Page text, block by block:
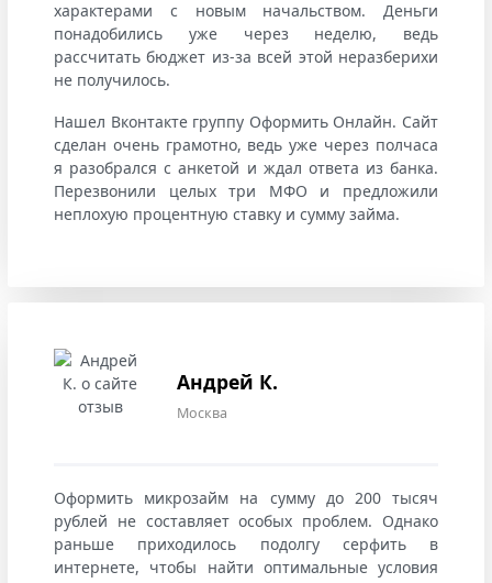
характерами с новым начальством. Деньги
понадобились уже через неделю, ведь
рассчитать бюджет из-за всей этой неразберихи
не получилось.
Нашел Вконтакте группу Оформить Онлайн. Сайт
сделан очень грамотно, ведь уже через полчаса
я разобрался с анкетой и ждал ответа из банка.
Перезвонили целых три МФО и предложили
неплохую процентную ставку и сумму займа.
Андрей К.
Москва
Оформить микрозайм на сумму до 200 тысяч
рублей не составляет особых проблем. Однако
раньше приходилось подолгу серфить в
интернете, чтобы найти оптимальные условия